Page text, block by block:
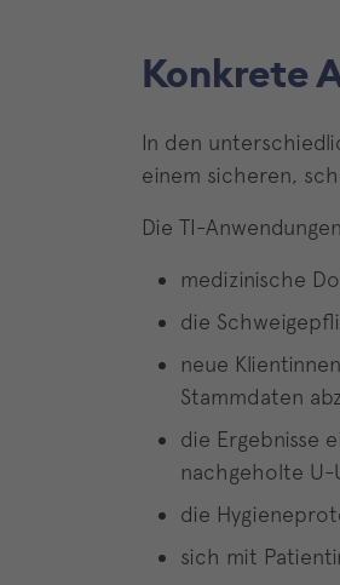
Konkrete
In den
einem sicheren,
Die TI-
medizinische
die
neue
Stammdaten
die Ergebnisse
nachgeholte
die
sich mit